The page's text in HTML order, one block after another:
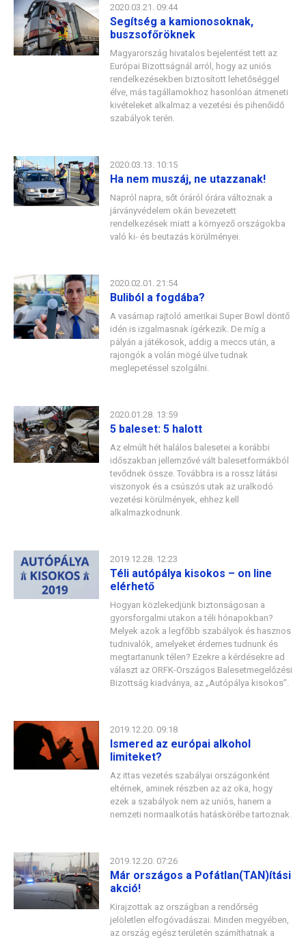
2020.03.21. 09:44
Segítség a kamionosoknak,
buszsofőröknek
Magyarország hivatalos bejelentést tett az
Európai Bizottságnál arról, hogy az uniós
rendelkezésekben biztosított lehetőséggel
élve, más tagállamokhoz hasonlóan átmeneti
kivételeket alkalmaz a vezetési és pihenőidő
szabályok terén.
2020.03.13. 10:15
Ha nem muszáj, ne utazzanak!
Napról napra, sőt óráról órára változnak a
járványvédelem okán bevezetett
rendelkezések miatt a környező országokba
való ki- és beutazás körülményei.
2020.02.01. 21:54
Buliból a fogdába?
A vasárnap rajtoló amerikai Super Bowl döntő
idén is izgalmasnak ígérkezik. De míg a
pályán a játékosok, addig a meccs után, a
rajongók a volán mögé ülve tudnak
meglepetéssel szolgálni.
2020.01.28. 13:59
5 baleset: 5 halott
Az elmúlt hét halálos balesetei a korábbi
időszakban jellemzővé vált balesetformákból
tevődnek össze. Továbbra is a rossz látási
viszonyok és a csúszós utak az uralkodó
vezetési körülmények, ehhez kell
alkalmazkodnunk.
2019.12.28. 12:23
Téli autópálya kisokos – on line
elérhető
Hogyan közlekedjünk biztonságosan a
gyorsforgalmi utakon a téli hónapokban?
Melyek azok a legfőbb szabályok és hasznos
tudnivalók, amelyeket érdemes tudnunk és
megtartanunk télen? Ezekre a kérdésekre ad
választ az ORFK-Országos Balesetmegelőzési
Bizottság kiadványa, az „Autópálya kisokos”.
2019.12.20. 09:18
Ismered az európai alkohol
limiteket?
Az ittas vezetés szabályai országonként
eltérnek, aminek részben az az oka, hogy
ezek a szabályok nem az uniós, hanem a
nemzeti normaalkotás hatáskörébe tartoznak.
2019.12.20. 07:26
Már országos a Pofátlan(TAN)ítási
akció!
Kirajzottak az országban a rendőrség
jelöletlen elfogóvadászai. Minden megyében,
az ország egész területén számíthatnak a